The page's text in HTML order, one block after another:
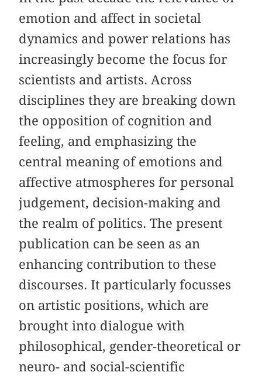
emotion and affect in societal
dynamics and power relations has
increasingly become the focus for
scientists and artists. Across
disciplines they are breaking down
the opposition of cognition and
feeling, and emphasizing the
central meaning of emotions and
affective atmospheres for personal
judgement, decision-making and
the realm of politics. The present
publication can be seen as an
enhancing contribution to these
discourses. It particularly focusses
on artistic positions, which are
brought into dialogue with
philosophical, gender-theoretical or
neuro- and social-scientific